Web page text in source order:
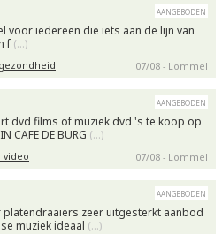
aangeboden
voor iedereen die iets aan de lijn van
f (…)
07/08 - Lommel
aangeboden
dvd films of muziek dvd 's te koop op
CAFE DE BURG (…)
video 07/08 - Lommel
aangeboden
zeer uitgesterkt aanbod
muziek ideaal (…)